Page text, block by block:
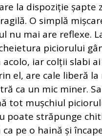
la dispoziție șapte
O simplă
nu mai are reflexe.
piciorului
acolo, iar colții slabi
el, are cale liberă
ca un mic miner.
tot mușchiul
poate străpunge
pe o haină și